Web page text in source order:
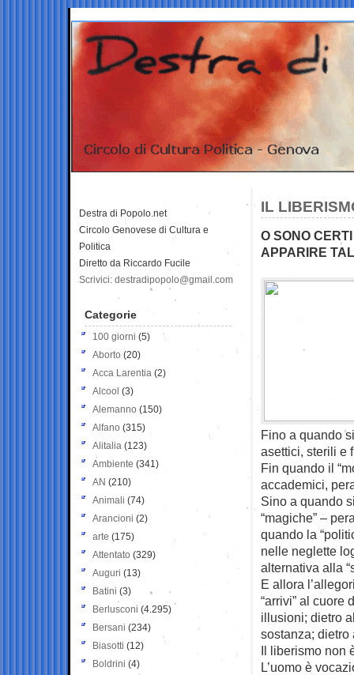
IL
O SONO
APPARIRE
Fino a quando
asettici, sterili e
Fin quando il
accademici,
Sino a quando
“magiche” –
quando la
nelle neglette
alternativa alla
E allora
“arrivi” al cuore
illusioni; dietro
sostanza; dietro
Il liberismo non
L’uomo è
Destra di Popolo.net
Circolo Genovese di Cultura e
Politica
Diretto da Riccardo Fucile
Scrivici: destradipopolo@gmail.com
Categorie
100 giorni (5)
Aborto (20)
Acca Larentia (2)
Alcool (3)
Alemanno (150)
Alfano (315)
Alitalia (123)
Ambiente (341)
AN (210)
Animali (74)
Arancioni (2)
arte (175)
Attentato (329)
Auguri (13)
Batini (3)
Berlusconi (4.295)
Bersani (234)
Biasotti (12)
Boldrini (4)